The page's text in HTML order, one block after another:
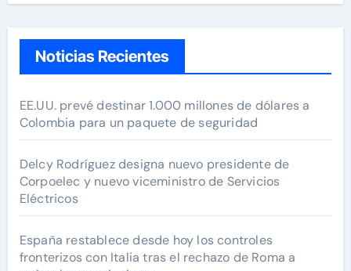
Noticias Recientes
EE.UU. prevé destinar 1.000 millones de dólares a
Colombia para un paquete de seguridad
Delcy Rodríguez designa nuevo presidente de
Corpoelec y nuevo viceministro de Servicios
Eléctricos
España restablece desde hoy los controles
fronterizos con Italia tras el rechazo de Roma a